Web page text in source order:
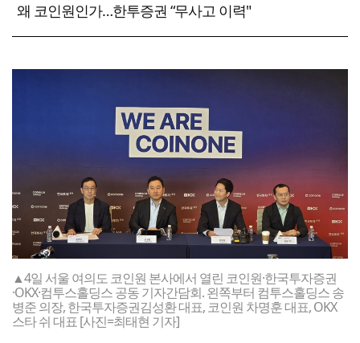
왜 코인원인가…한투증권 “무사고 이력"
▲4일 서울 여의도 코인원 본사에서 열린 코인원·한국투자증권
·OKX·컴투스홀딩스 공동 기자간담회. 왼쪽부터 컴투스홀딩스 송
병준 의장, 한국투자증권김성환 대표, 코인원 차명훈 대표, OKX
스타 쉬 대표 [사진=최태현 기자]